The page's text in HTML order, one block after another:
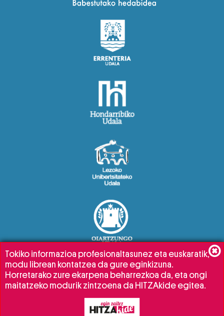
Tokiko informazioa profesionaltasunez eta euskaratik,
modu librean kontatzea da gure eginkizuna.
Horretarako zure ekarpena beharrezkoa da, eta ongi
maitatzeko modurik zintzoena da HITZAkide egitea.